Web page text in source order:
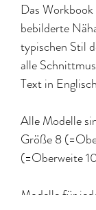
Das
bebilderte
typischen Stil
alle
Text in
Alle Modelle
Größe 8
(=Oberweite
Modelle für